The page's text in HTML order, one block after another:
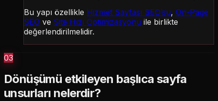
Bu yapı özellikle Hizmet Sayfası SEO’su, On-Page
SEO ve Site Hızı Optimizasyonu ile birlikte
değerlendirilmelidir.
03
Dönüşümü etkileyen başlıca sayfa
unsurları nelerdir?